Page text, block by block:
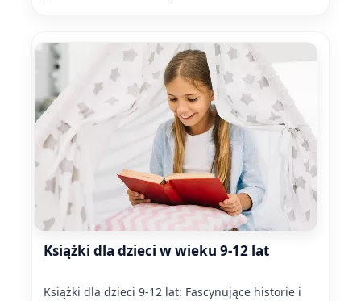
Książki dla dzieci w wieku 9-12 lat
Książki dla dzieci 9-12 lat: Fascynujące historie i